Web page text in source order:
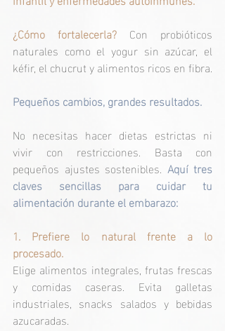
¿Cómo fortalecerla? Con probióticos
naturales como el yogur sin azúcar, el
kéfir, el chucrut y alimentos ricos en fibra.
Pequeños cambios, grandes resultados.
No necesitas hacer dietas estrictas ni
vivir con restricciones. Basta con
pequeños ajustes sostenibles. Aquí tres
claves sencillas para cuidar tu
alimentación durante el embarazo:
1. Prefiere lo natural frente a lo
procesado.
Elige alimentos integrales, frutas frescas
y comidas caseras. Evita galletas
industriales, snacks salados y bebidas
azucaradas.